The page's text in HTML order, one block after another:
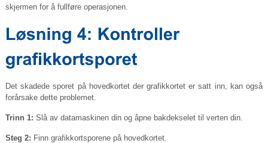
skjermen for å fullføre operasjonen.
Det skadede sporet på hovedkortet der grafikkortet er satt inn, kan også
forårsake dette problemet.
Trinn 1: Slå av datamaskinen din og åpne bakdekselet til verten din.
Steg 2: Finn grafikkortsporene på hovedkortet.